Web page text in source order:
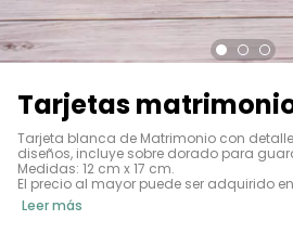
Tarjetas
Tarjeta blanca de Matrimonio con
diseños, incluye sobre dorado para
Medidas: 12 cm x 17 cm.
El precio al mayor puede ser adquirido
diseños. Escribir en la cajita de
Leer más